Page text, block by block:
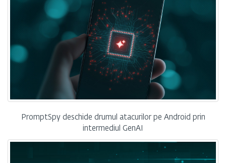
PromptSpy deschide drumul atacurilor pe Android prin
intermediul GenAI